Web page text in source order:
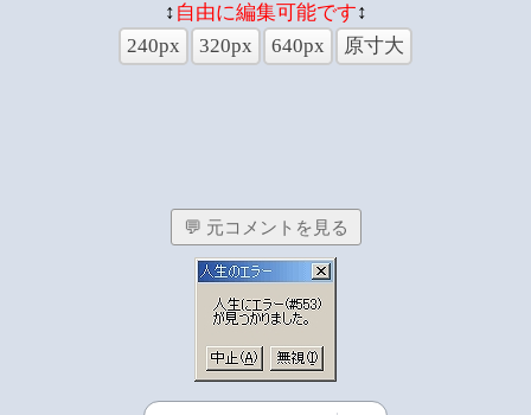
↕ 自由に編集可能です↕
240px
320px 640px 原寸大
💬 元コメントを見る